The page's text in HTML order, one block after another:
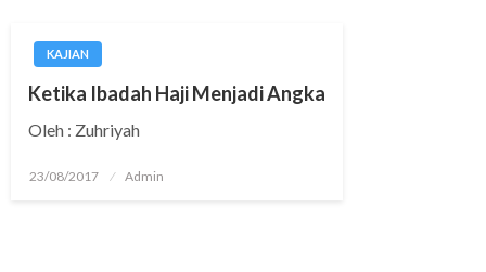
KAJIAN
Ketika Ibadah Haji Menjadi Angka
Oleh : Zuhriyah
Posted
23/08/2017 Admin